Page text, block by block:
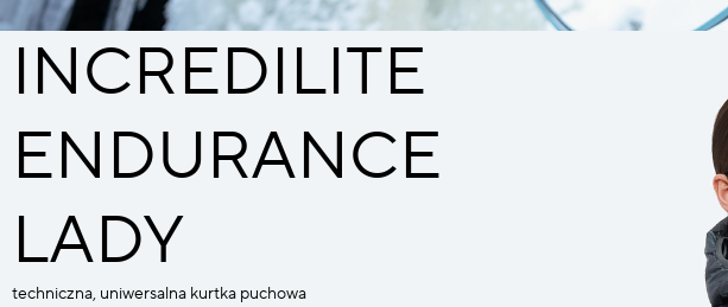
INCREDILITE
ENDURANCE
LADY
techniczna, uniwersalna kurtka puchowa